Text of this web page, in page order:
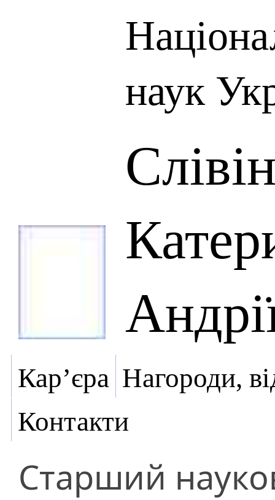
наук
Кар’єра Нагороди,
Контакти
Старший